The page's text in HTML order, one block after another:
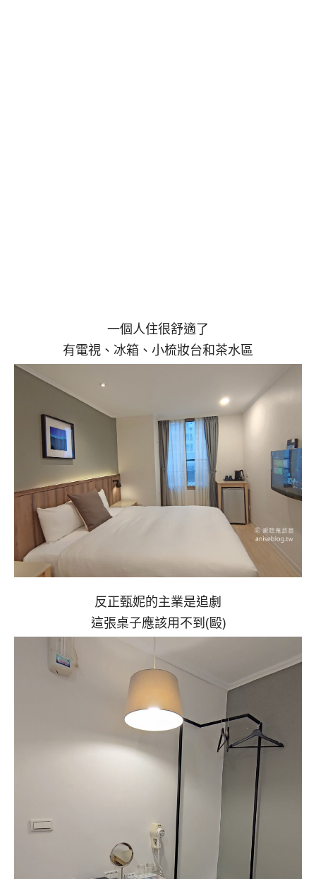
一個人住很舒適了
有電視、冰箱、小梳妝台和茶水區
反正甄妮的主業是追劇
這張桌子應該用不到(毆)